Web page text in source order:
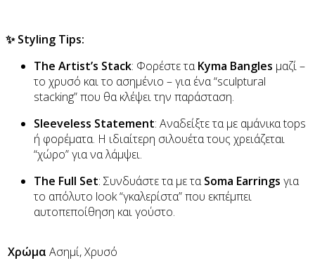
✨ Styling Tips:
The Artist’s Stack: Φορέστε ταKyma Bangles μαζί –
το χρυσό και το ασημένιο – για ένα “sculptural
stacking” που θα κλέψει την παράσταση.
Sleeveless Statement: Αναδείξτε τα με αμάνικα tops
ή φορέματα. Η ιδιαίτερη σιλουέτα τους χρειάζεται
“χώρο” για να λάμψει.
The Full Set: Συνδυάστε τα με ταSoma Earrings για
το απόλυτο look “γκαλερίστα” που εκπέμπει
αυτοπεποίθηση και γούστο.
Χρώμα Ασημί, Χρυσό